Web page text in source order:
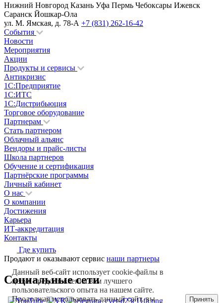
Нижний Новгород Казань Уфа Пермь Чебоксары Ижевск
Саранск Йошкар-Ола
ул. М. Ямская, д. 78-А +7 (831) 262-16-42
События
Новости
Мероприятия
Акции
Продукты и сервисы
Антикризис
1С:Предприятие
1С:ИТС
1С:Дистрибьюция
Торговое оборудование
Партнерам
Стать партнером
Облачный альянс
Вендоры и прайс-листы
Школа партнеров
Обучение и сертификация
Партнёрские программы
Личный кабинет
О нас
О компании
Достижения
Карьера
ИТ-аккредитация
Контакты
Где купить
Продают и оказывают сервис наши партнеры
Социальные сети
Данный веб-сайт использует cookie-файлы в
целях предоставления вам лучшего
пользовательского опыта на нашем сайте.
Продолжая использовать данный сайт, вы
Принять